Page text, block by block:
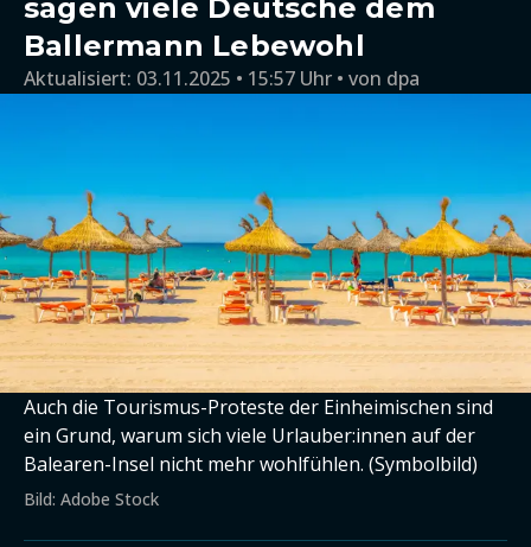
sagen viele Deutsche dem
Ballermann Lebewohl
Aktualisiert: 03.11.2025 • 15:57 Uhr von dpa
Auch die Tourismus-Proteste der Einheimischen sind
ein Grund, warum sich viele Urlauber:innen auf der
Balearen-Insel nicht mehr wohlfühlen. (Symbolbild)
Bild: Adobe Stock